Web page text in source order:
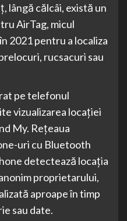
lângă călcâi, există un
AirTag, micul
2021 pentru a localiza
rucsacuri sau
pe telefonul
vizualizarea locației
My. Rețeaua
uri cu Bluetooth
detectează locația
proprietarului,
aproape în timp
sau date.